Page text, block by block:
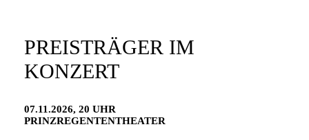
PREISTRÄGER IM
KONZERT
07.11.2026, 20 UHR
PRINZREGENTENTHEATER